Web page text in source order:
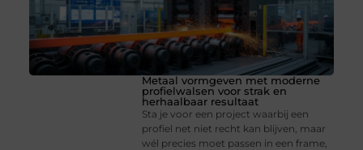
Metaal vormgeven met moderne
profielwalsen voor strak en
herhaalbaar resultaat
Sta je voor een project waarbij een
profiel net niet recht kan blijven, maar
wél precies moet passen in een frame,